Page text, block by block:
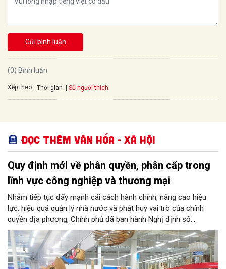
Gửi bình luận
(0) Bình luận
Xếp theo: Thời gian Số người thích
Đọc thêm Văn hóa - Xã hội
Quy định mới về phân quyền, phân cấp trong
lĩnh vực công nghiệp và thương mại
Nhằm tiếp tục đẩy mạnh cải cách hành chính, nâng cao hiệu
lực, hiệu quả quản lý nhà nước và phát huy vai trò của chính
quyền địa phương, Chính phủ đã ban hành Nghị định số
146/2025/NĐ-CP ngày 12/6/2025 quy định về phân quyền, phân
cấp trong lĩnh vực công nghiệp và thương mại. Trong đó, lĩnh
vực bảo vệ quyền lợi người tiêu dùng có nhiều nội dung quan
trọng được phân cấp cho địa phương, góp phần đưa hoạt động